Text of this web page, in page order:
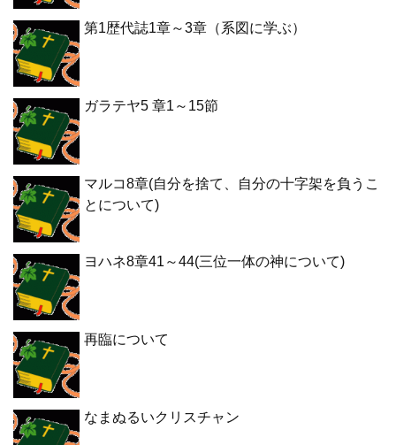
第1歴代誌1章～3章（系図に学ぶ）
ガラテヤ5 章1～15節
マルコ8章(自分を捨て、自分の十字架を負うこ
とについて)
ヨハネ8章41～44(三位一体の神について)
再臨について
なまぬるいクリスチャン